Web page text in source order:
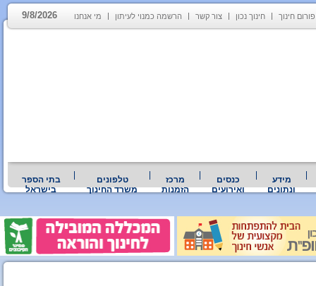
פורום חינוך חינוך נכון צור קשר הרשמה כמנוי לעיתון מי אנחנו 9/8/2026
מידע
ונתונים
כנסים
ואירועים
מרכז
הזמנות
טלפונים
משרד החינוך
בתי הספר
בישראל